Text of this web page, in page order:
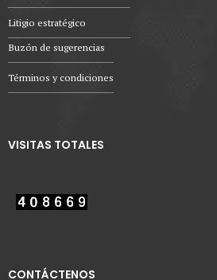
Litigio estratégico
Buzón de sugerencias
Términos y condiciones
VISITAS TOTALES
CONTÁCTENOS